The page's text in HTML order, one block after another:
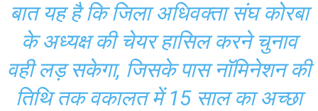
बात यह है कि जिला अधिवक्ता संघ कोरबा
के अध्यक्ष की चेयर हासिल करने चुनाव
वही लड़ सकेगा, जिसके पास नॉमिनेशन की
तिथि तक वकालत में 15 साल का अच्छा